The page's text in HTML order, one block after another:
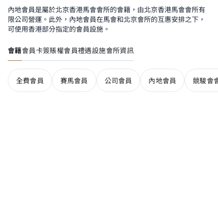
內地會員是屬於北京香港馬會會所的會籍，由北京香港馬會會所有
限公司營運。此外，內地會員在馬會和北京會所的互惠安排之下，
可使用香港部分指定的會員設施。
會籍會員卡簽賬權會員禮遇設施會所資訊
全費會員 賽馬會員 公司會員 內地會員 競駿會